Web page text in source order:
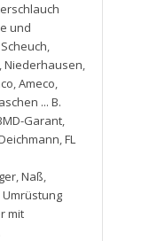
und
Scheuch,
,Niederhausen,
,Ameco,
... B.
Garant,
,FL
,Naß,
Umrüstung
mit